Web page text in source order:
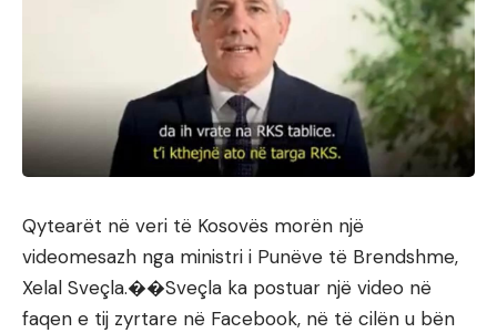
Qytearët në veri të Kosovës morën një
videomesazh nga ministri i Punëve të Brendshme,
Xelal Sveçla.��Sveçla ka postuar një video në
faqen e tij zyrtare në Facebook, në të cilën u bën